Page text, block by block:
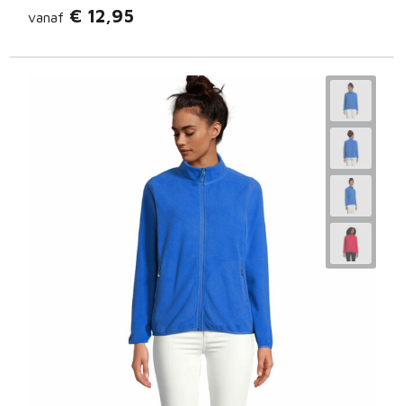
vanaf € 12,95